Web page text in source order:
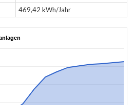
469,42 kWh/Jahr